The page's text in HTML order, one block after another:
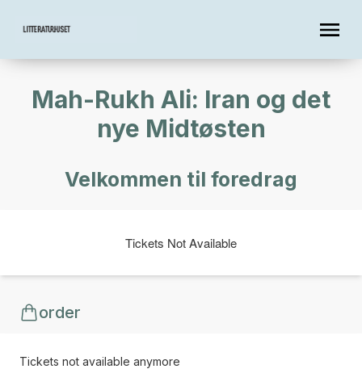
Mah-Rukh Ali: Iran og det
nye Midtøsten
Velkommen til foredrag
Tickets Not Available
order
Tickets not available anymore